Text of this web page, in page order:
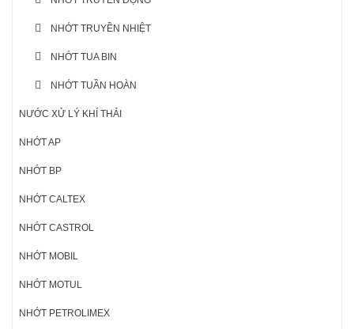
NHỚT TRUYỀN NHIỆT
NHỚT TUA BIN
NHỚT TUẦN HOÀN
NƯỚC XỬ LÝ KHÍ THẢI
NHỚT AP
NHỚT BP
NHỚT CALTEX
NHỚT CASTROL
NHỚT MOBIL
NHỚT MOTUL
NHỚT PETROLIMEX